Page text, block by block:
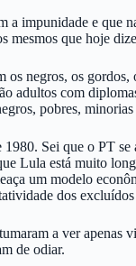
impunidade e
que hoje
negros, os
adultos com
pobres,
Sei que o PT
Lula está muito
um modelo
dos
a ver
de odiar.